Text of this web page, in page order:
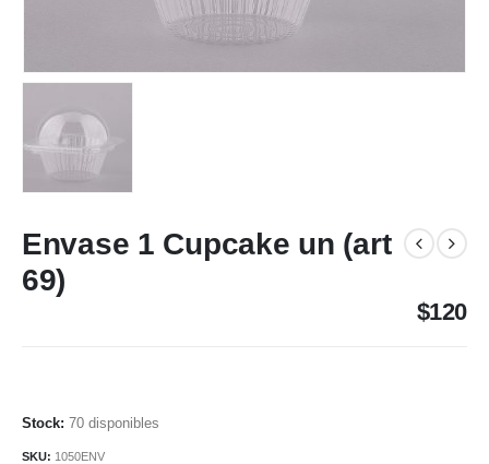
Envase 1 Cupcake un (art
69)
$120
70 disponibles
SKU: 1050ENV